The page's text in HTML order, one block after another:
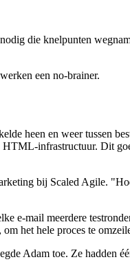
die knelpunten
een no-brainer.
heen en weer tussen
HTML-infrastructuur. Dit
bij Scaled Agile.
e-mail meerdere
het hele proces te
Adam toe. Ze hadden